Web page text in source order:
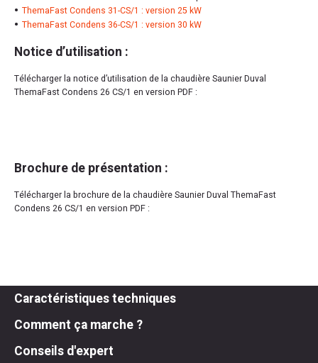
ThemaFast Condens 31-CS/1 : version 25 kW
ThemaFast Condens 36-CS/1 : version 30 kW
Notice d’utilisation :
Télécharger la notice d’utilisation de la chaudière Saunier Duval
ThemaFast Condens 26 CS/1 en version PDF :
Brochure de présentation :
Télécharger la brochure de la chaudière Saunier Duval ThemaFast
Condens 26 CS/1 en version PDF :
Caractéristiques techniques
Comment ça marche ?
Conseils d'expert